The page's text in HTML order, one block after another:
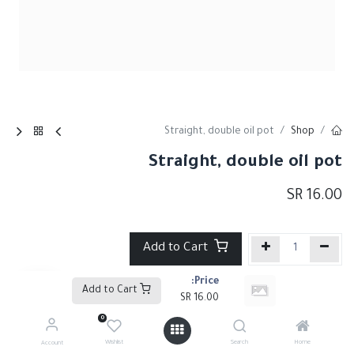
Price:
16.00
Home
Search
0
Wishlist
Account
Shop
Straight, double oil pot
Straight, double oil pot
16.00
Add to Cart
إضافة إلى قائمة الأمنيات